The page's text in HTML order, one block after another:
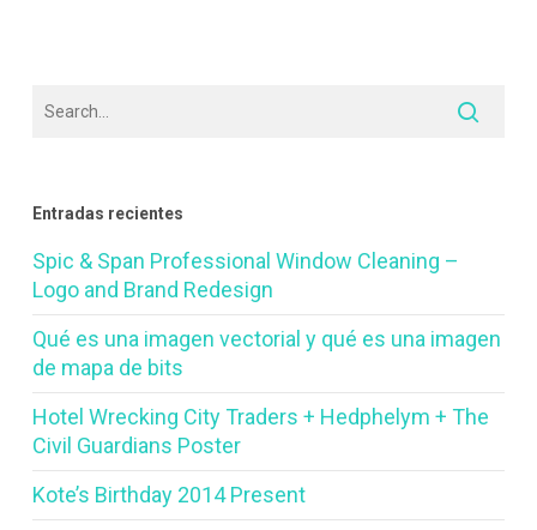
Entradas recientes
Spic & Span Professional Window Cleaning –
Logo and Brand Redesign
Qué es una imagen vectorial y qué es una imagen
de mapa de bits
Hotel Wrecking City Traders + Hedphelym + The
Civil Guardians Poster
Kote’s Birthday 2014 Present